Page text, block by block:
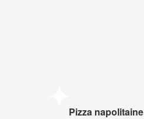
Pizza napolitaine